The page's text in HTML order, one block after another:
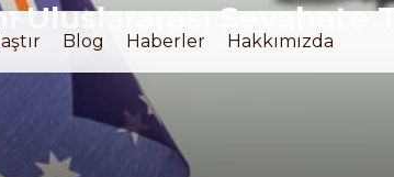
Blog Haberler Hakkımızda
Uluslararası Seyahate